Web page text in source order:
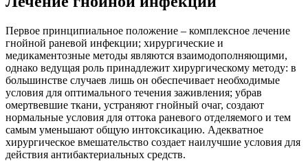
Первое принципиальное положение – комплексное лечение
гнойной раневой инфекции; хирургические и
медикаментозные методы являются взаимодополняющими,
однако ведущая роль принадлежит хирургическому методу: в
большинстве случаев лишь он обеспечивает необходимые
условия для оптимального течения заживления; убрав
омертвевшие ткани, устраняют гнойный очаг, создают
нормальные условия для оттока раневого отделяемого и тем
самым уменьшают общую интоксикацию. Адекватное
хирургическое вмешательство создает наилучшие условия для
действия антибактериальных средств.